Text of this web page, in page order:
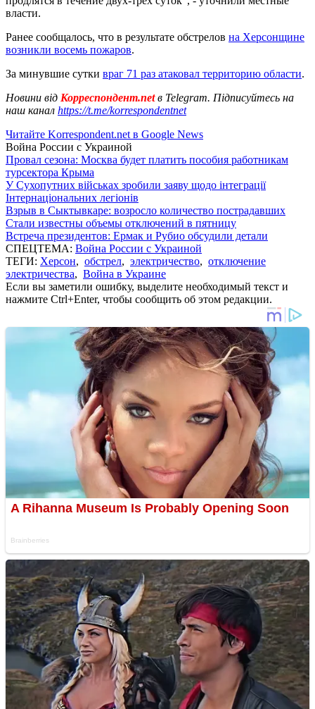
власти.
Ранее сообщалось, что в результате обстрелов на Херсонщине
возникли восемь пожаров.
За минувшие сутки враг 71 раз атаковал территорию области.
Новини від Корреспондент.netв Telegram. Підписуйтесь на
наш канал https://t.me/korrespondentnet
Читайте Korrespondent.net в Google News
Война России с Украиной
Провал сезона: Москва будет платить пособия работникам
турсектора Крыма
У Сухопутних військах зробили заяву щодо інтеграції
Інтернаціональних легіонів
Взрыв в Сыктывкаре: возросло количество пострадавших
Стали известны объемы отключений в пятницу
Встреча президентов: Ермак и Рубио обсудили детали
СПЕЦТЕМА: Война России с Украиной
ТЕГИ: Херсон, обстрел, электричество, отключение
электричества, Война в Украине
Если вы заметили ошибку, выделите необходимый текст и
нажмите Ctrl+Enter, чтобы сообщить об этом редакции.